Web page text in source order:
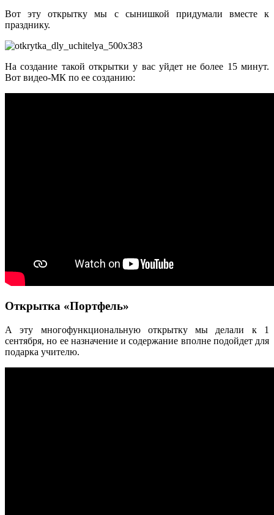
Вот эту открытку мы с сынишкой придумали вместе к
празднику.
На создание такой открытки у вас уйдет не более 15 минут.
Вот видео-МК по ее созданию:
Открытка «Портфель»
А эту многофункциональную открытку мы делали к 1
сентября, но ее назначение и содержание вполне подойдет для
подарка учителю.